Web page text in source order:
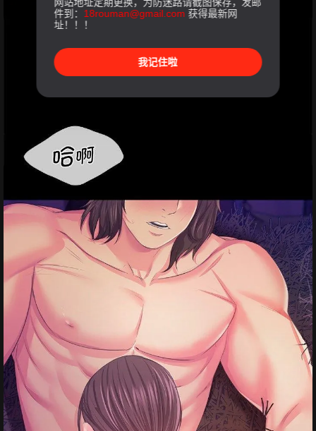
件到： 18rouman@gmail.com 获得最新网
址！！！
我记住啦